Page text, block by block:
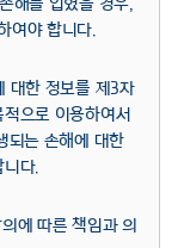
해를 입혔을 경우,
여야 합니다.
대한 정보를 제3자
으로 이용하여서
되는 손해에 대한
다.
에 따른 책임과 의